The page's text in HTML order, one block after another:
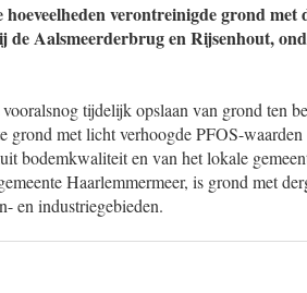
verontreinigde grond
Aalsmeerderbrug en Rijsenhout,
tijdelijk opslaan van grond ten
grond met licht verhoogde PFOS-
bodemkwaliteit en van het lokale
Haarlemmermeer, is grond met
en industriegebieden.